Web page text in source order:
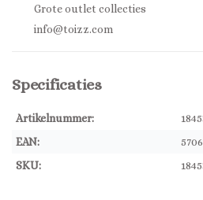
Grote outlet collecties
info@toizz.com
Specificaties
Artikelnummer:
EAN:
SKU: